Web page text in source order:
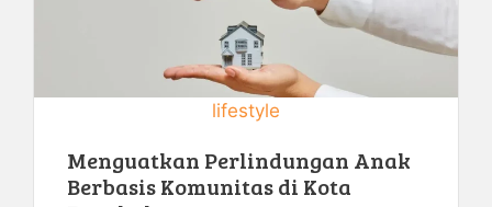
lifestyle
Menguatkan Perlindungan Anak
Berbasis Komunitas di Kota